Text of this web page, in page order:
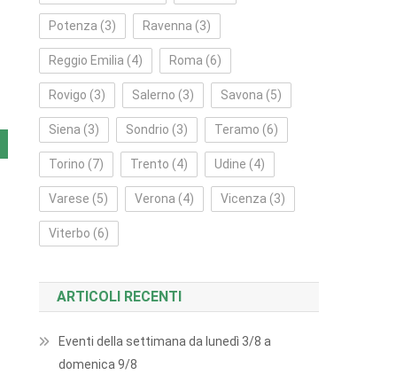
Potenza (3) Ravenna (3)
Reggio Emilia (4) Roma (6)
Rovigo (3) Salerno (3) Savona (5)
Siena (3) Sondrio (3) Teramo (6)
Torino (7) Trento (4) Udine (4)
Varese (5) Verona (4) Vicenza (3)
Viterbo (6)
ARTICOLI RECENTI
Eventi della settimana da lunedì 3/8 a
domenica 9/8